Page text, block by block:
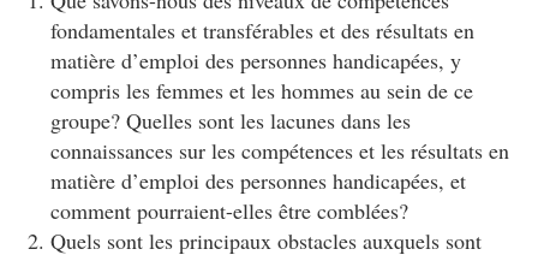
fondamentales et transférables et des résultats en
matière d’emploi des personnes handicapées, y
compris les femmes et les hommes au sein de ce
groupe? Quelles sont les lacunes dans les
connaissances sur les compétences et les résultats en
matière d’emploi des personnes handicapées, et
comment pourraient-elles être comblées?
Quels sont les principaux obstacles auxquels sont